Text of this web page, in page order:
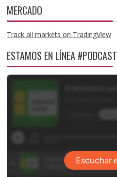
MERCADO
Track all markets on TradingView
ESTAMOS EN LÍNEA #PODCAST